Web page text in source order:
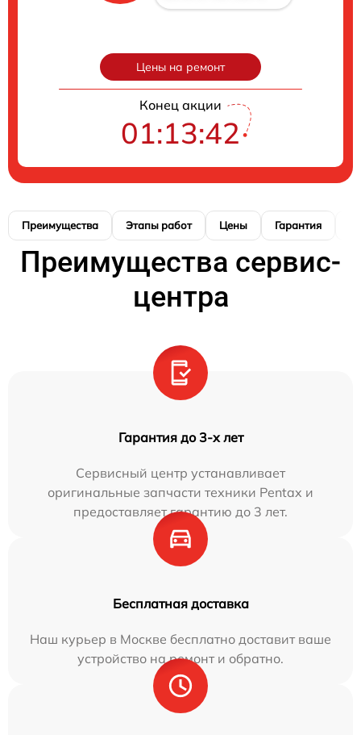
Цены на ремонт
Конец акции
01:13:41
Преимущества Этапы работ Цены Гарантия
Преимущества сервис-
центра
Гарантия до 3-х лет
Сервисный центр устанавливает
оригинальные запчасти техники Pentax и
предоставляет гарантию до 3 лет.
Бесплатная доставка
Наш курьер в Москве бесплатно доставит ваше
устройство на ремонт и обратно.